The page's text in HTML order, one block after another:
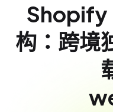
Shopify
构：跨境